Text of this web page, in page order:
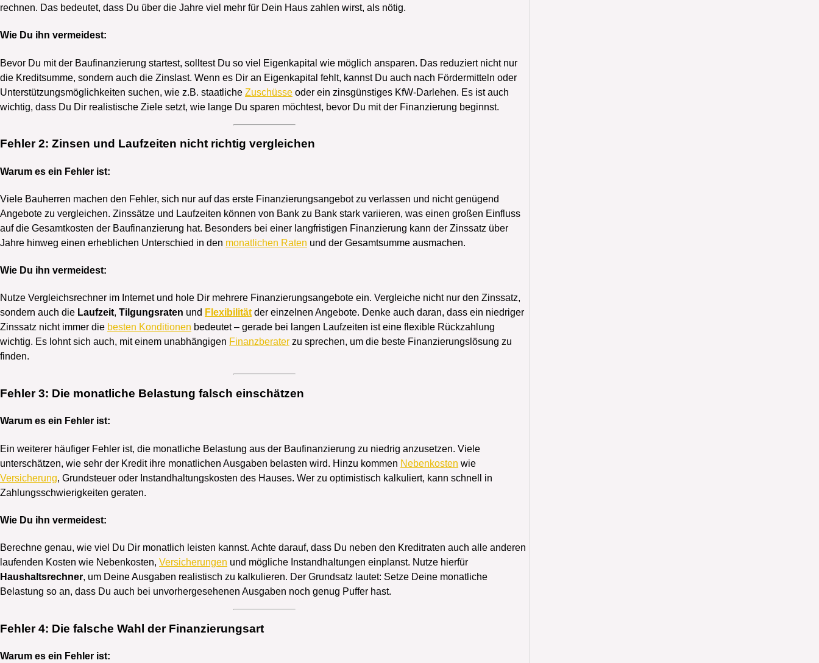
rechnen. Das bedeutet, dass Du über die Jahre viel mehr für Dein Haus zahlen wirst, als nötig.
Wie Du ihn vermeidest:
Bevor Du mit der Baufinanzierung startest, solltest Du so viel Eigenkapital wie möglich ansparen. Das reduziert nicht nur
die Kreditsumme, sondern auch die Zinslast. Wenn es Dir an Eigenkapital fehlt, kannst Du auch nach Fördermitteln oder
Unterstützungsmöglichkeiten suchen, wie z.B. staatliche Zuschüsse oder ein zinsgünstiges KfW-Darlehen. Es ist auch
wichtig, dass Du Dir realistische Ziele setzt, wie lange Du sparen möchtest, bevor Du mit der Finanzierung beginnst.
Fehler 2: Zinsen und Laufzeiten nicht richtig vergleichen
Warum es ein Fehler ist:
Viele Bauherren machen den Fehler, sich nur auf das erste Finanzierungsangebot zu verlassen und nicht genügend
Angebote zu vergleichen. Zinssätze und Laufzeiten können von Bank zu Bank stark variieren, was einen großen Einfluss
auf die Gesamtkosten der Baufinanzierung hat. Besonders bei einer langfristigen Finanzierung kann der Zinssatz über
Jahre hinweg einen erheblichen Unterschied in den monatlichen Raten und der Gesamtsumme ausmachen.
Wie Du ihn vermeidest:
Nutze Vergleichsrechner im Internet und hole Dir mehrere Finanzierungsangebote ein. Vergleiche nicht nur den Zinssatz,
sondern auch die Laufzeit, Tilgungsraten und Flexibilitätder einzelnen Angebote. Denke auch daran, dass ein niedriger
Zinssatz nicht immer die besten Konditionen bedeutet – gerade bei langen Laufzeiten ist eine flexible Rückzahlung
wichtig. Es lohnt sich auch, mit einem unabhängigen Finanzberater zu sprechen, um die beste Finanzierungslösung zu
finden.
Fehler 3: Die monatliche Belastung falsch einschätzen
Warum es ein Fehler ist:
Ein weiterer häufiger Fehler ist, die monatliche Belastung aus der Baufinanzierung zu niedrig anzusetzen. Viele
unterschätzen, wie sehr der Kredit ihre monatlichen Ausgaben belasten wird. Hinzu kommen Nebenkosten wie
Versicherung, Grundsteuer oder Instandhaltungskosten des Hauses. Wer zu optimistisch kalkuliert, kann schnell in
Zahlungsschwierigkeiten geraten.
Wie Du ihn vermeidest:
Berechne genau, wie viel Du Dir monatlich leisten kannst. Achte darauf, dass Du neben den Kreditraten auch alle anderen
laufenden Kosten wie Nebenkosten, Versicherungen und mögliche Instandhaltungen einplanst. Nutze hierfür
Haushaltsrechner, um Deine Ausgaben realistisch zu kalkulieren. Der Grundsatz lautet: Setze Deine monatliche
Belastung so an, dass Du auch bei unvorhergesehenen Ausgaben noch genug Puffer hast.
Fehler 4: Die falsche Wahl der Finanzierungsart
Warum es ein Fehler ist: